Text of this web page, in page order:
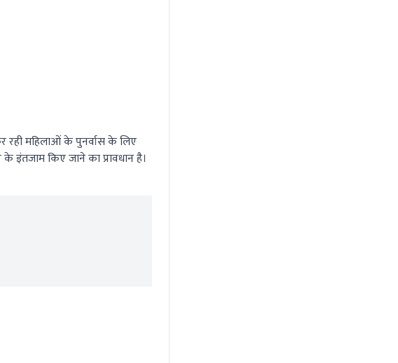
रही महिलाओं के पुनर्वास के लिए
इंतजाम किए जाने का प्रावधान है।